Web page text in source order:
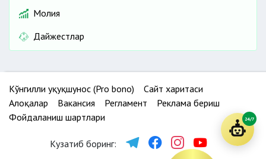
Молия
Дайжестлар
Кўнгилли ҳуқуқшунос (Pro bono)
Сайт харитаси
Алоқалар
Вакансия Регламент
Реклама бериш
Фойдаланиш шартлари
Кузатиб боринг:
24/7